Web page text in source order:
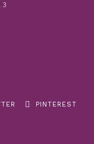
PINTEREST